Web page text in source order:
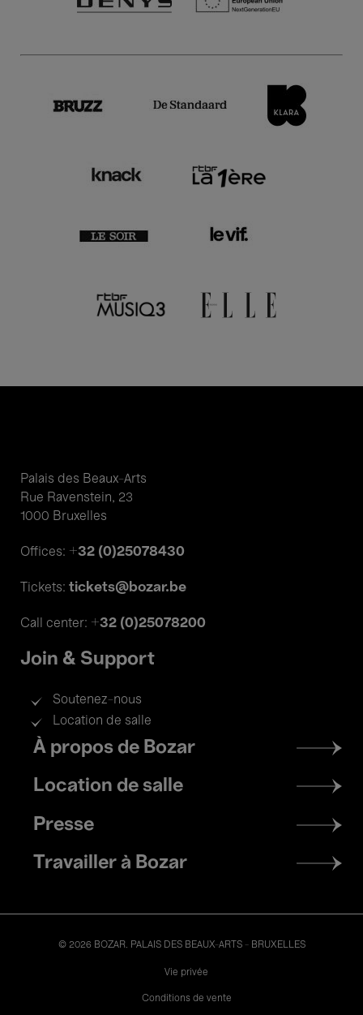
Palais des Beaux-Arts
Rue Ravenstein, 23
1000 Bruxelles
Offices: +32 (0)25078430
Tickets: tickets@bozar.be
Call center: +32 (0)25078200
Join & Support
Soutenez-nous
Location de salle
Footer
menu
À propos de Bozar
Location de salle
Presse
Travailler à Bozar
© 2026 BOZAR. PALAIS DES BEAUX-ARTS - BRUXELLES
Vie privée
Conditions de vente